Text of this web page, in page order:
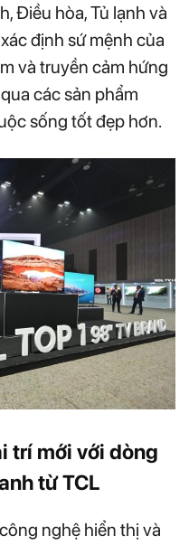
Điều hòa, Tủ lạnh và
định sứ mệnh của
và truyền cảm hứng
các sản phẩm
sống tốt đẹp hơn.
trí mới với dòng
từ TCL
nghệ hiển thị và